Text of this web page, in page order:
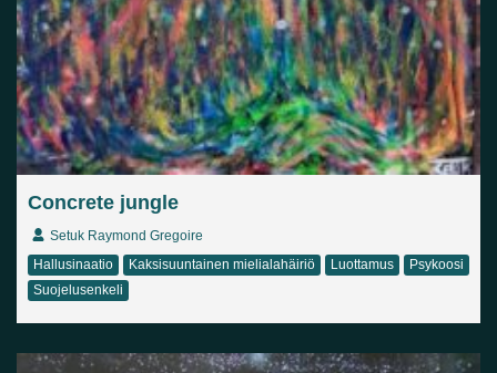
Concrete jungle
Setuk Raymond Gregoire
Hallusinaatio
Kaksisuuntainen mielialahäiriö Luottamus
Psykoosi
Suojelusenkeli